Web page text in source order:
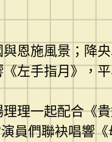
恩施風景；降
左手指月》，
理一起配合《
員們聯袂唱響